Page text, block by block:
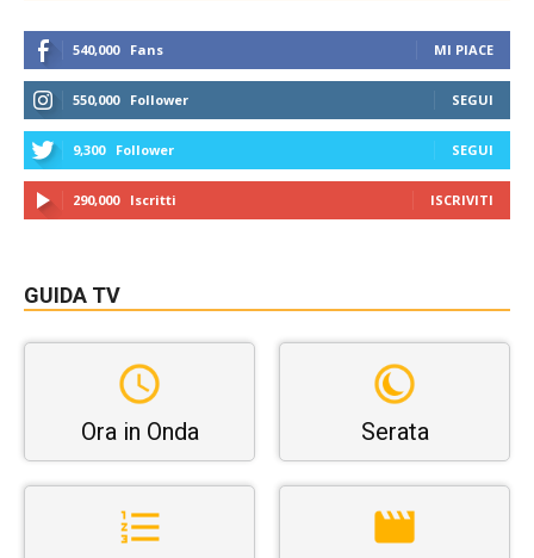
540,000 Fans MI PIACE
550,000 Follower SEGUI
9,300 Follower SEGUI
290,000 Iscritti ISCRIVITI
GUIDA TV
Ora in Onda Serata